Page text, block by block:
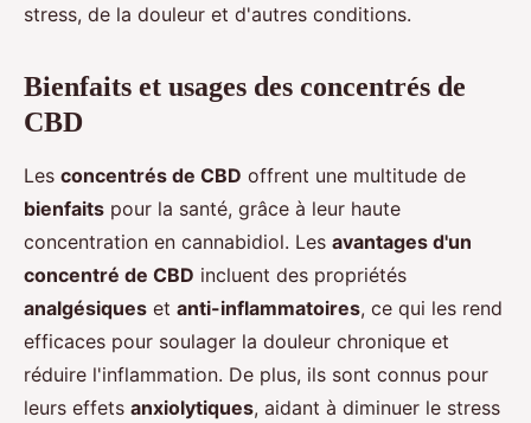
stress, de la douleur et d'autres conditions.
Bienfaits et usages des concentrés de
CBD
Les concentrés de CBD offrent une multitude de
bienfaits pour la santé, grâce à leur haute
concentration en cannabidiol. Les avantages d'un
concentré de CBD incluent des propriétés
analgésiques et anti-inflammatoires, ce qui les rend
efficaces pour soulager la douleur chronique et
réduire l'inflammation. De plus, ils sont connus pour
leurs effets anxiolytiques, aidant à diminuer le stress